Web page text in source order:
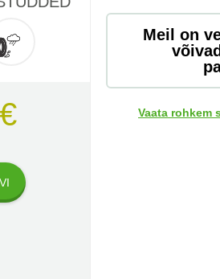
Meil on
Vaata rohkem